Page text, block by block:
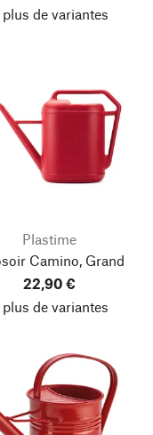
plus de variantes
Plastime
Camino, Grand
22,90 €
plus de variantes